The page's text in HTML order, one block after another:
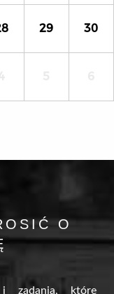
29 30
O
i zadania, które